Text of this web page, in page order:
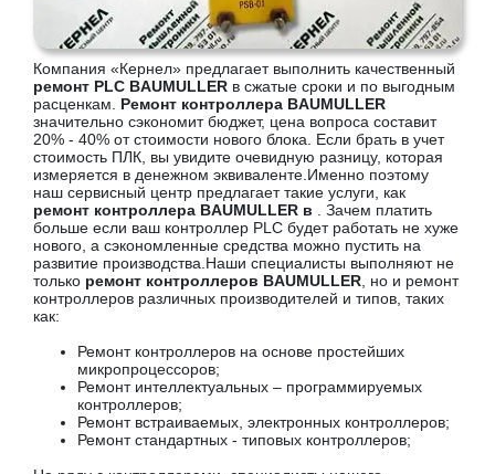
Компания «Кернел» предлагает выполнить качественный
ремонт PLC BAUMULLER в сжатые сроки и по выгодным
расценкам. Ремонт контроллера BAUMULLER
значительно сэкономит бюджет, цена вопроса составит
20% - 40% от стоимости нового блока. Если брать в учет
стоимость ПЛК, вы увидите очевидную разницу, которая
измеряется в денежном эквиваленте.Именно поэтому
наш сервисный центр предлагает такие услуги, как
ремонт контроллера BAUMULLER в
. Зачем платить
больше если ваш контроллер PLC будет работать не хуже
нового, а сэкономленные средства можно пустить на
развитие производства.Наши специалисты выполняют не
только ремонт контроллеров BAUMULLER , но и ремонт
контроллеров различных производителей и типов, таких
как:
Ремонт контроллеров на основе простейших
микропроцессоров;
Ремонт интеллектуальных – программируемых
контроллеров;
Ремонт встраиваемых, электронных контроллеров;
Ремонт стандартных - типовых контроллеров;